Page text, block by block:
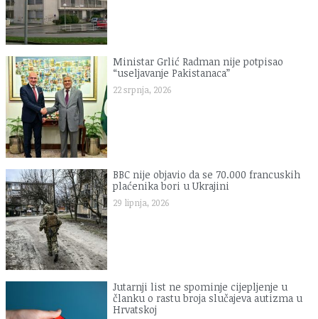
Ministar Grlić Radman nije potpisao
“useljavanje Pakistanaca”
22 srpnja, 2026
BBC nije objavio da se 70.000 francuskih
plaćenika bori u Ukrajini
29 lipnja, 2026
Jutarnji list ne spominje cijepljenje u
članku o rastu broja slučajeva autizma u
Hrvatskoj